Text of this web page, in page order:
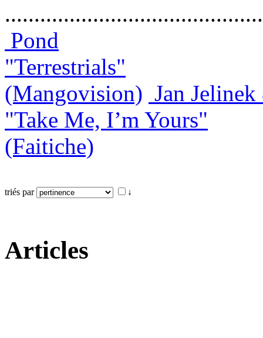
Pond
"Terrestrials"
(Mangovision) Jan
"Take Me, I’m Yours"
(Faitiche)
triés par ↓
Articles